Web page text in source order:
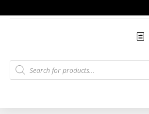
Products
search